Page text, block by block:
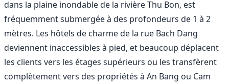
dans la plaine inondable de la rivière Thu Bon, est
fréquemment submergée à des profondeurs de 1 à 2
mètres. Les hôtels de charme de la rue Bach Dang
deviennent inaccessibles à pied, et beaucoup déplacent
les clients vers les étages supérieurs ou les transfèrent
complètement vers des propriétés à An Bang ou Cam